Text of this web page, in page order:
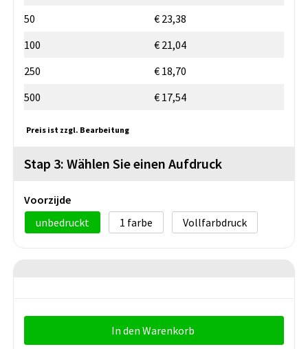
50
€ 23,38
100
€ 21,04
250
€ 18,70
500
€ 17,54
Preis ist zzgl. Bearbeitung
Stap 3: Wählen Sie einen Aufdruck
Voorzijde
unbedruckt
1 Vollfarbdruck
In den Warenkorb